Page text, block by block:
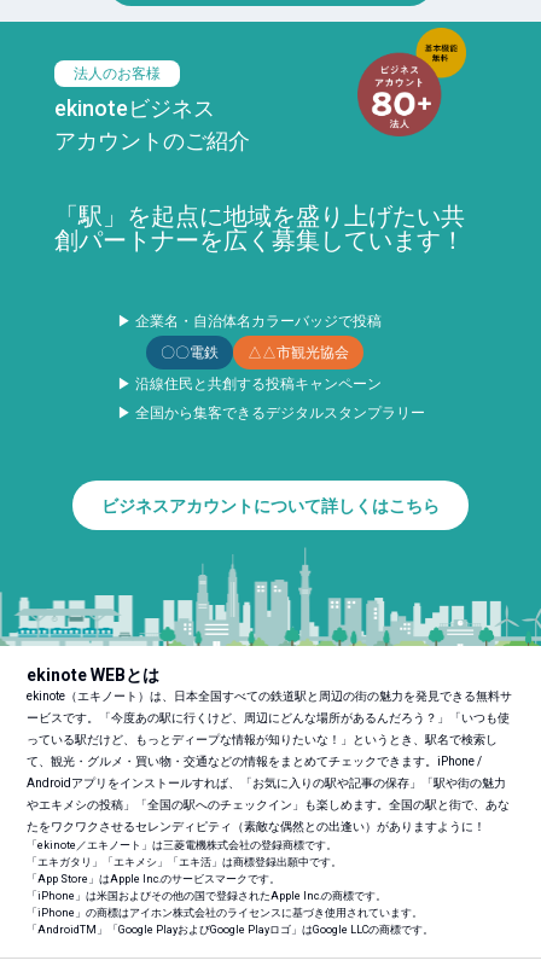
法人のお客様
ekinoteビジネス
アカウントのご紹介
「駅」を起点に地域を盛り上げたい共
創パートナーを広く募集しています！
▶ 企業名・自治体名カラーバッジで投稿
〇〇電鉄
△△市観光協会
▶ 沿線住民と共創する投稿キャンペーン
▶ 全国から集客できるデジタルスタンプラリー
ビジネスアカウントについて詳しくはこちら
ekinote WEBとは
ekinote（エキノート）は、日本全国すべての鉄道駅と周辺の街の魅力を発見できる無料サ
ービスです。「今度あの駅に行くけど、周辺にどんな場所があるんだろう？」「いつも使
っている駅だけど、もっとディープな情報が知りたいな！」というとき、駅名で検索し
て、観光・グルメ・買い物・交通などの情報をまとめてチェックできます。iPhone /
Androidアプリをインストールすれば、「お気に入りの駅や記事の保存」「駅や街の魅力
やエキメシの投稿」「全国の駅へのチェックイン」も楽しめます。全国の駅と街で、あな
たをワクワクさせるセレンディピティ（素敵な偶然との出逢い）がありますように！
「ekinote／エキノート」は三菱電機株式会社の登録商標です。
「エキガタリ」「エキメシ」「エキ活」は商標登録出願中です。
「App Store」はApple Inc.のサービスマークです。
「iPhone」は米国およびその他の国で登録されたApple Inc.の商標です。
「iPhone」の商標はアイホン株式会社のライセンスに基づき使用されています。
「AndroidTM 」「Google PlayおよびGoogle Playロゴ」はGoogle LLCの商標です。